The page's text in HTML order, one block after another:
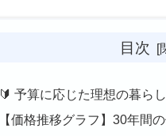
目次
🔰 予算に応じた理想の暮ら
【価格推移グラフ】30年間